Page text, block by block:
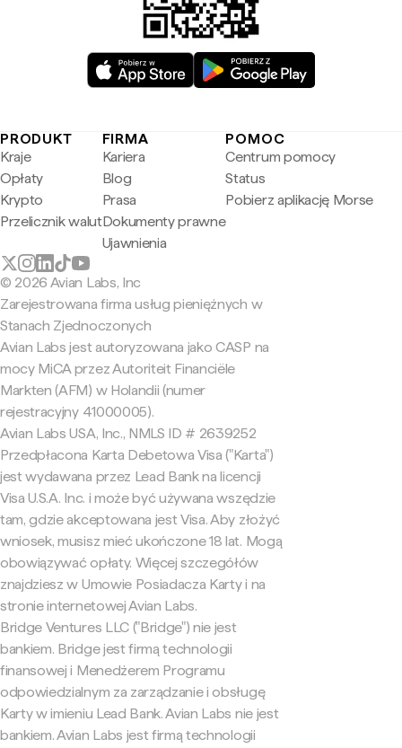
PRODUKT
Kraje
Opłaty
Krypto
Przelicznik walut
FIRMA
Kariera
Blog
Prasa
Dokumenty prawne
Ujawnienia
POMOC
Centrum pomocy
Status
Pobierz aplikację Morse
© 2026 Avian Labs, Inc
Zarejestrowana firma usług pieniężnych w
Stanach Zjednoczonych
Avian Labs jest autoryzowana jako CASP na
mocy MiCA przez Autoriteit Financiële
Markten (AFM) w Holandii (numer
rejestracyjny 41000005).
Avian Labs USA, Inc., NMLS ID # 2639252
Przedpłacona Karta Debetowa Visa ("Karta")
jest wydawana przez Lead Bank na licencji
Visa U.S.A. Inc. i może być używana wszędzie
tam, gdzie akceptowana jest Visa. Aby złożyć
wniosek, musisz mieć ukończone 18 lat. Mogą
obowiązywać opłaty. Więcej szczegółów
znajdziesz w Umowie Posiadacza Karty i na
stronie internetowej Avian Labs.
Bridge Ventures LLC ("Bridge") nie jest
bankiem. Bridge jest firmą technologii
finansowej i Menedżerem Programu
odpowiedzialnym za zarządzanie i obsługę
Karty w imieniu Lead Bank. Avian Labs nie jest
bankiem. Avian Labs jest firmą technologii